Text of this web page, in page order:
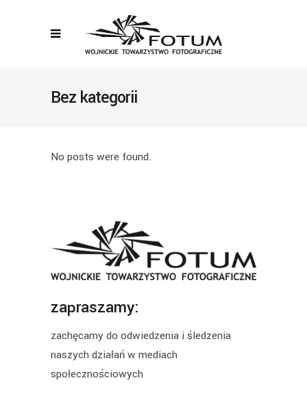
Bez kategorii
No posts were found.
zapraszamy:
zachęcamy do odwiedzenia i śledzenia
naszych działań w mediach
społecznościowych